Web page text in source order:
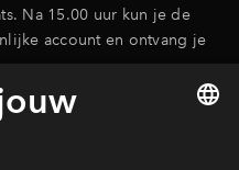
Na 15.00 uur kun je de
account en ontvang je